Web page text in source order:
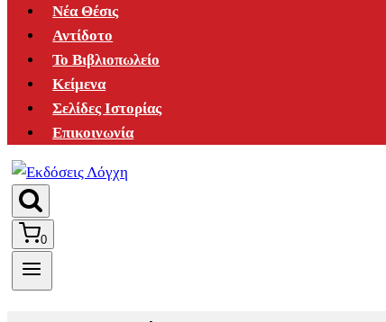
Νέα Θέσις
Αντίδοτο
Το Βιβλιοπωλείο
Κείμενα
Σελίδες Ιστορίας
Επικοινωνία
0